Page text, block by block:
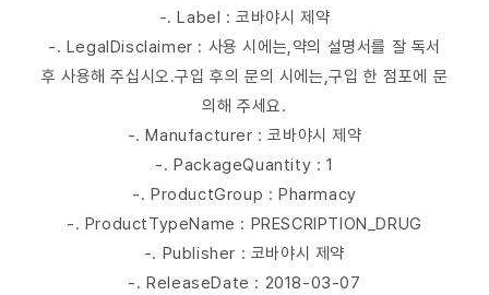
-. Label : 코바야시 제약
-. LegalDisclaimer : 사용 시에는,약의 설명서를 잘 독서
후 사용해 주십시오.구입 후의 문의 시에는,구입 한 점포에 문
의해 주세요.
-. Manufacturer : 코바야시 제약
-. PackageQuantity : 1
-. ProductGroup : Pharmacy
-. ProductTypeName : PRESCRIPTION_DRUG
-. Publisher : 코바야시 제약
-. ReleaseDate : 2018-03-07